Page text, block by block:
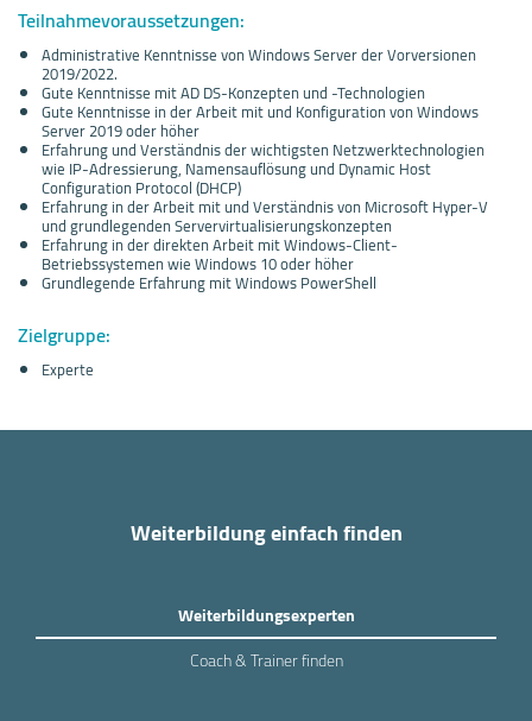
Teilnahmevoraussetzungen:
Administrative Kenntnisse von Windows Server der Vorversionen
2019/2022.
Gute Kenntnisse mit AD DS-Konzepten und -Technologien
Gute Kenntnisse in der Arbeit mit und Konfiguration von Windows
Server 2019 oder höher
Erfahrung und Verständnis der wichtigsten Netzwerktechnologien
wie IP-Adressierung, Namensauflösung und Dynamic Host
Configuration Protocol (DHCP)
Erfahrung in der Arbeit mit und Verständnis von Microsoft Hyper-V
und grundlegenden Servervirtualisierungskonzepten
Erfahrung in der direkten Arbeit mit Windows-Client-
Betriebssystemen wie Windows 10 oder höher
Grundlegende Erfahrung mit Windows PowerShell
Zielgruppe:
Experte
Weiterbildung einfach finden
Weiterbildungsexperten
Coach & Trainer finden